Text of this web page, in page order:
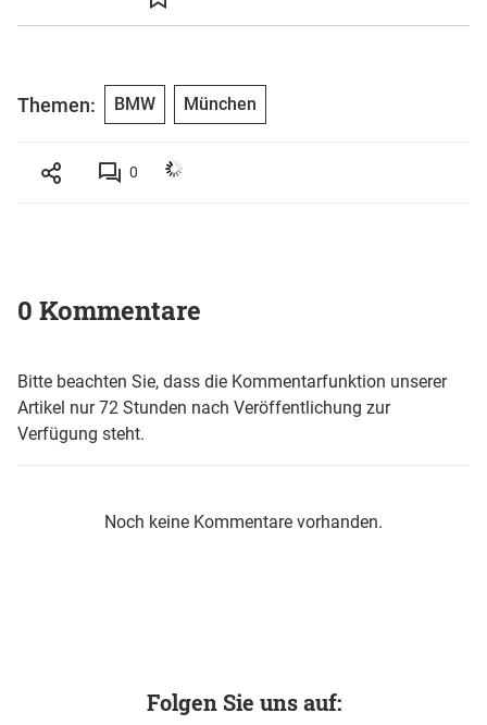
Themen: BMW München
0
0 Kommentare
Bitte beachten Sie, dass die Kommentarfunktion unserer
Artikel nur 72 Stunden nach Veröffentlichung zur
Verfügung steht.
Noch keine Kommentare vorhanden.
Folgen Sie uns auf: